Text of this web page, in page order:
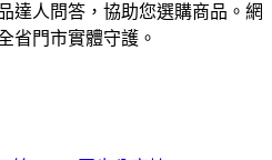
達人問答，協助您選購商品。網
省門市實體守護。